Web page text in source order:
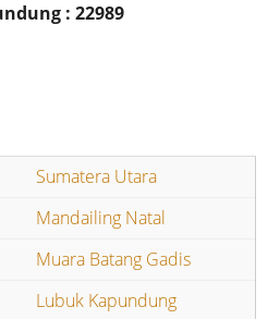
: 22989
Sumatera Utara
Mandailing Natal
Muara Batang Gadis
Lubuk Kapundung